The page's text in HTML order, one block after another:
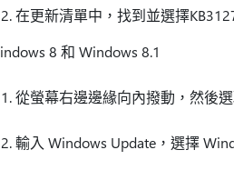
在更新清單中，找到並選擇
8 和 Windows 8.1
從螢幕右邊邊緣向內撥動，然後
輸入 Windows Update，選擇